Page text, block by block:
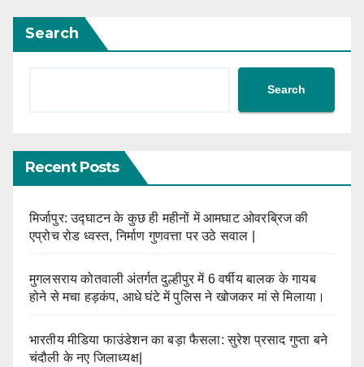
Search
Search
Recent Posts
मिर्जापुर: उद्घाटन के कुछ ही महीनों में आमघाट ओवरब्रिज की
एप्रोच रोड ध्वस्त, निर्माण गुणवत्ता पर उठे सवाल |
मुगलसराय कोतवाली अंतर्गत दुल्हीपुर में 6 वर्षीय बालक के गायब
होने से मचा हड़कंप, आधे घंटे में पुलिस ने खोजकर मां से मिलाया।
भारतीय मीडिया फाउंडेशन का बड़ा फैसला: सुरेश प्रसाद गुप्ता बने
चंदौली के नए जिलाध्यक्ष|